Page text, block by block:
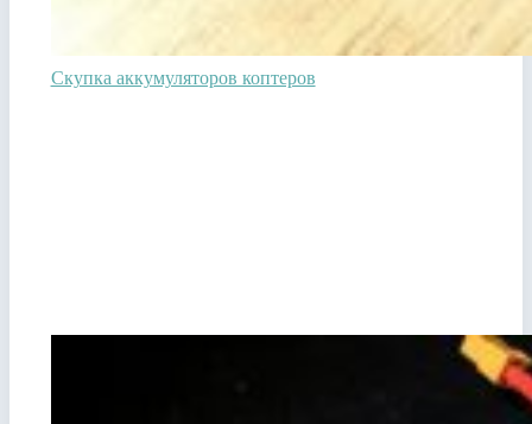
Скупка аккумуляторов коптеров